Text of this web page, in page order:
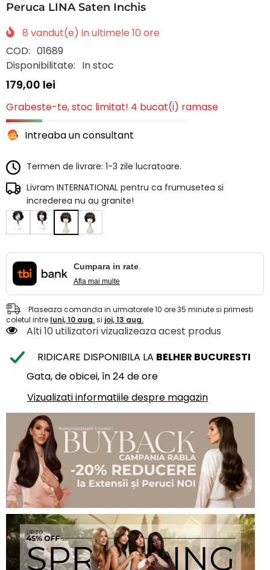
Peruca LINA Saten Inchis
8 vandut(e) in ultimele 10 ore
COD: 01689
Disponibilitate: In stoc
179,00 lei
Grabeste-te, stoc limitat! 4 bucat(i) ramase
Intreaba un consultant
Termen de livrare: 1-3 zile lucratoare.
Livram INTERNATIONAL pentru ca frumusetea si
increderea nu au granite!
Cumpara in rate.
Afla mai multe
Plaseaza comanda in urmatorele10 ore35 minutesi primesti
coletul intre luni, 10 aug.si joi, 13 aug.
Alti 10 utilizatori vizualizeaza acest produs
RIDICARE DISPONIBILA LA BELHER BUCURESTI
Gata, de obicei, în 24 de ore
Vizualizati informatiile despre magazin